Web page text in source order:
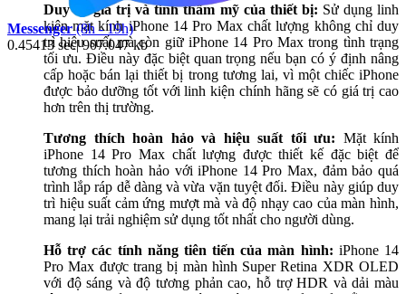
Duy trì giá trị và tính thẩm mỹ của thiết bị: Sử dụng linh
kiện mặt kính iPhone 14 Pro Max chất lượng không chỉ duy
trì hiệu suất mà còn giữ iPhone 14 Pro Max trong tình trạng
tối ưu. Điều này đặc biệt quan trọng nếu bạn có ý định nâng
cấp hoặc bán lại thiết bị trong tương lai, vì một chiếc iPhone
được bảo dưỡng tốt với linh kiện chính hãng sẽ có giá trị cao
hơn trên thị trường.
Tương thích hoàn hảo và hiệu suất tối ưu: Mặt kính
iPhone 14 Pro Max chất lượng được thiết kế đặc biệt để
tương thích hoàn hảo với iPhone 14 Pro Max, đảm bảo quá
trình lắp ráp dễ dàng và vừa vặn tuyệt đối. Điều này giúp duy
trì hiệu suất cảm ứng mượt mà và độ nhạy cao của màn hình,
mang lại trải nghiệm sử dụng tốt nhất cho người dùng.
Hỗ trợ các tính năng tiên tiến của màn hình: iPhone 14
Pro Max được trang bị màn hình Super Retina XDR OLED
với độ sáng và độ tương phản cao, hỗ trợ HDR và dải màu
Messenger (8h - 19h)
0.45413 sec| 907.047 kb